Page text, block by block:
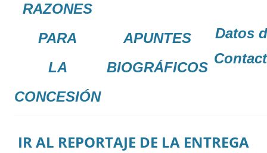
RAZONES
PARA
LA
CONCESIÓN
APUNTES
BIOGRÁFICOS
Datos
IR AL REPORTAJE DE LA ENTREGA